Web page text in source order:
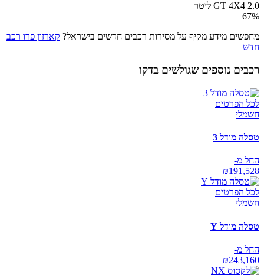
GT 4X4 2.0 ליטר
67%
מחפשים מידע מקיף על מסירות רכבים חדשים בישראל? קארזון פרו רכב
חדש
רכבים נוספים שגולשים בדקו
לכל הפרטים
חשמלי
טסלה מודל 3
החל מ-
₪191,528
לכל הפרטים
חשמלי
טסלה מודל Y
החל מ-
₪243,160